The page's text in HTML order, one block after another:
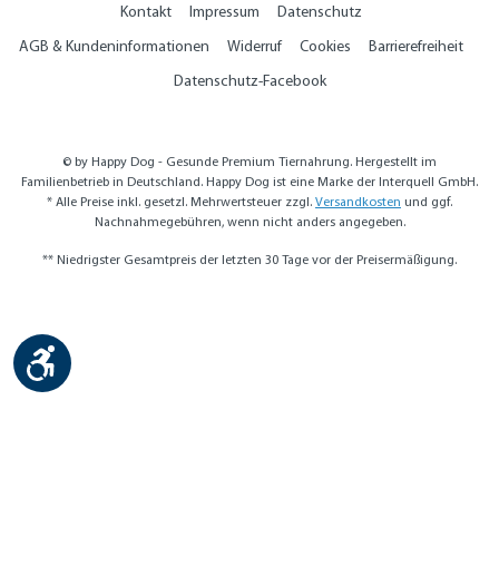
Kontakt Impressum
Datenschutz
AGB & Kundeninformationen
Widerruf Cookies
Barrierefreiheit
Datenschutz-Facebook
© by Happy Dog - Gesunde Premium Tiernahrung. Hergestellt im
Familienbetrieb in Deutschland. Happy Dog ist eine Marke der Interquell GmbH.
* Alle Preise inkl. gesetzl. Mehrwertsteuer zzgl. Versandkosten und ggf.
Nachnahmegebühren, wenn nicht anders angegeben.
** Niedrigster Gesamtpreis der letzten 30 Tage vor der Preisermäßigung.
Werkzeugleiste anzeigen